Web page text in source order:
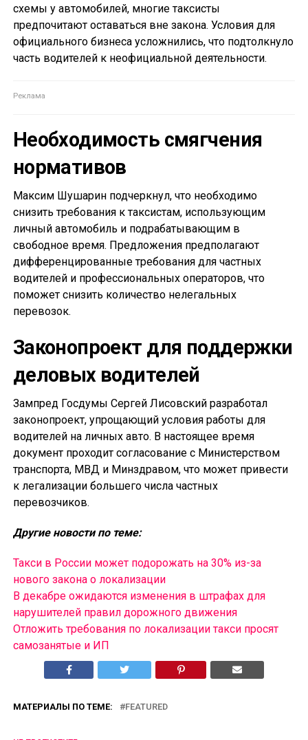
схемы у автомобилей, многие таксисты
предпочитают оставаться вне закона. Условия для
официального бизнеса усложнились, что подтолкнуло
часть водителей к неофициальной деятельности.
Необходимость смягчения
нормативов
Максим Шушарин подчеркнул, что необходимо
снизить требования к таксистам, использующим
личный автомобиль и подрабатывающим в
свободное время. Предложения предполагают
дифференцированные требования для частных
водителей и профессиональных операторов, что
поможет снизить количество нелегальных
перевозок.
Законопроект для поддержки
деловых водителей
Зампред Госдумы Сергей Лисовский разработал
законопроект, упрощающий условия работы для
водителей на личных авто. В настоящее время
документ проходит согласование с Министерством
транспорта, МВД и Минздравом, что может привести
к легализации большего числа частных
перевозчиков.
Другие новости по теме:
Такси в России может подорожать на 30% из-за
нового закона о локализации
В декабре ожидаются изменения в штрафах для
нарушителей правил дорожного движения
Отложить требования по локализации такси просят
самозанятые и ИП
МАТЕРИАЛЫ ПО ТЕМЕ: FEATURED